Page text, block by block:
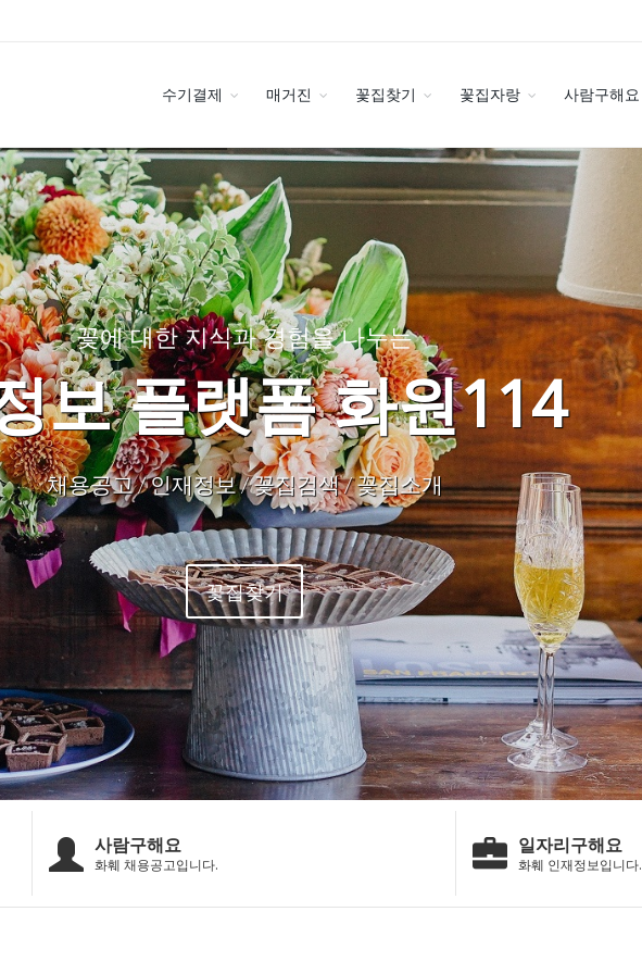
수기결제 매거진 꽃집찾기 꽃집자랑 사람구해요
꽃에 대한 지식과 경험을 나누는
보 플랫폼 화원114
채용공고 / 인재정보 / 꽃집검색 / 꽃집소개
꽃집찾기
사람구해요
화훼 채용공고입니다.
일자리구해요
화훼 인재정보입니다.